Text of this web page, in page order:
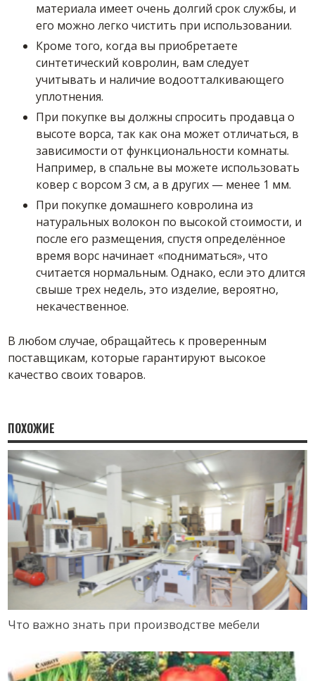
материала имеет очень долгий срок службы, и
его можно легко чистить при использовании.
Кроме того, когда вы приобретаете
синтетический ковролин, вам следует
учитывать и наличие водоотталкивающего
уплотнения.
При покупке вы должны спросить продавца о
высоте ворса, так как она может отличаться, в
зависимости от функциональности комнаты.
Например, в спальне вы можете использовать
ковер с ворсом 3 см, а в других — менее 1 мм.
При покупке домашнего ковролина из
натуральных волокон по высокой стоимости, и
после его размещения, спустя определённое
время ворс начинает «подниматься», что
считается нормальным. Однако, если это длится
свыше трех недель, это изделие, вероятно,
некачественное.
В любом случае, обращайтесь к проверенным
поставщикам, которые гарантируют высокое
качество своих товаров.
ПОХОЖИЕ
Что важно знать при производстве мебели